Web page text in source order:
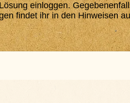
einloggen.
findet ihr in den Hinweisen